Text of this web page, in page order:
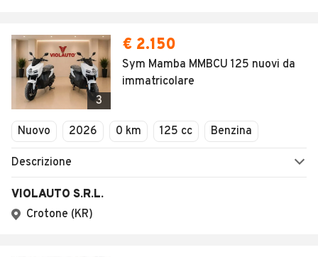
3
€ 2.150
Sym Mamba MMBCU 125 nuovi da
immatricolare
Nuovo 2026 0 km 125 cc Benzina
Descrizione
VIOLAUTO S.R.L.
Crotone (KR)